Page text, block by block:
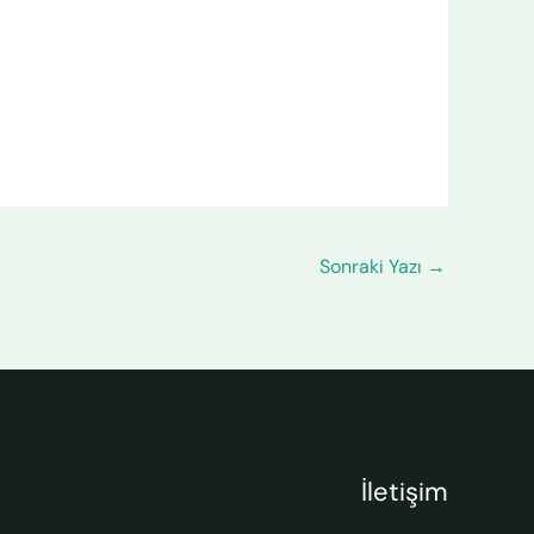
Sonraki Yazı →
İletişim